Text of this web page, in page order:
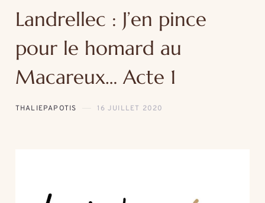
Landrellec : J’en pince
pour le homard au
Macareux… Acte 1
THALIEPAPOTIS 16 JUILLET 2020